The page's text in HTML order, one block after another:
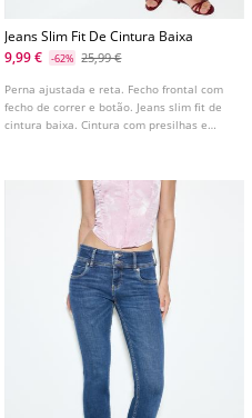
Jeans Slim Fit De Cintura Baixa
9,99 €
-62% 25,99 €
Perna ajustada e reta. Fecho frontal com
fecho de correr e botão. Jeans slim fit de
cintura baixa. Cintura com presilhas e